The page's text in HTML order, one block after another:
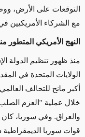
التوقعات على الأرض،
مع الشركاء الأمريكيين
النهج الأمريكي المتطور منذ
الولايات المتحدة في
أكبر مانح للتحالف
خلال عملية "العزم
والعراق. وفي سوريا،
قوات سوريا الديمقراطية